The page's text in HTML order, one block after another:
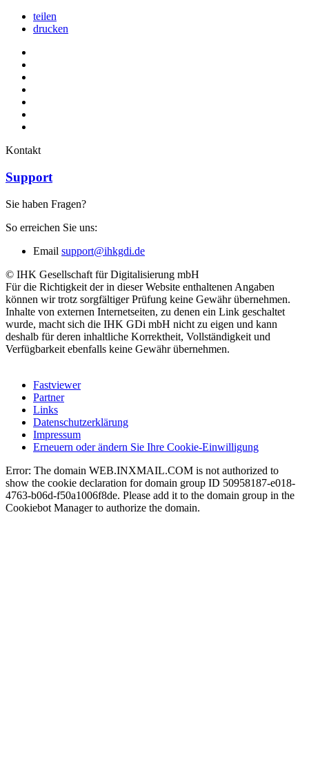
teilen
drucken
Kontakt
Support
Sie haben Fragen?
So erreichen Sie uns:
Email support@ihkgdi.de
© IHK Gesellschaft für Digitalisierung mbH
Für die Richtigkeit der in dieser Website enthaltenen Angaben
können wir trotz sorgfältiger Prüfung keine Gewähr übernehmen.
Inhalte von externen Internetseiten, zu denen ein Link geschaltet
wurde, macht sich die IHK GDi mbH nicht zu eigen und kann
deshalb für deren inhaltliche Korrektheit, Vollständigkeit und
Verfügbarkeit ebenfalls keine Gewähr übernehmen.
Fastviewer
Partner
Links
Datenschutzerklärung
Impressum
Erneuern oder ändern Sie Ihre Cookie-Einwilligung
Error: The domain WEB.INXMAIL.COM is not authorized to
show the cookie declaration for domain group ID 50958187-e018-
4763-b06d-f50a1006f8de. Please add it to the domain group in the
Cookiebot Manager to authorize the domain.